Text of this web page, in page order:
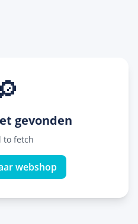
gevonden
to fetch
webshop